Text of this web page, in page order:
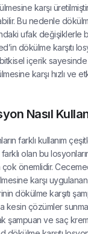
karşı
Bu nedenle
ufak değişiklerle
dökülme karşıtı
bitkisel içerik
karşı hızlı ve
Nasıl
farklı kullanım
olan bu
önemlidir.
karşı
dökülme karşıtı
kesin çözümler
şampuan ve saç kremi